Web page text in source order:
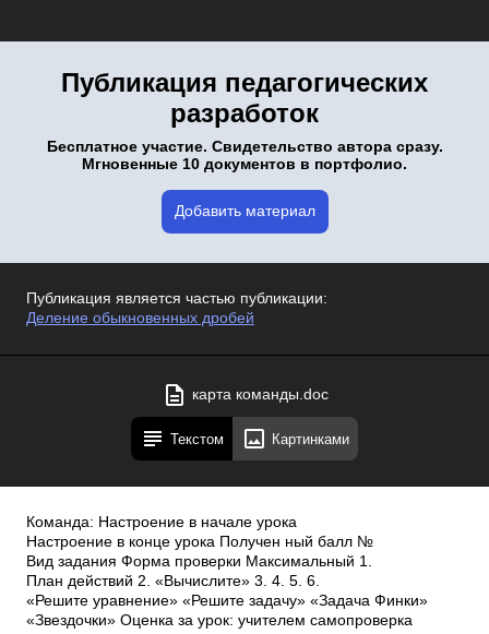
Публикация педагогических
разработок
Бесплатное участие. Свидетельство автора сразу.
Мгновенные 10 документов в портфолио.
Добавить материал
Публикация является частью публикации:
Деление обыкновенных дробей
карта команды.doc
Текстом Картинками
Команда: Настроение в начале урока
Настроение в конце урока Получен­ ный балл №
Вид задания Форма проверки Максимальный 1.
План действий 2. «Вычислите» 3. 4. 5. 6.
«Решите уравнение» «Решите задачу» «Задача Финки»
«Звездочки» Оценка за урок: учителем самопроверка